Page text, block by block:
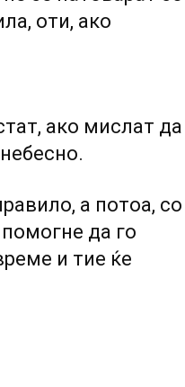
оти, ако
ако мислат да
а потоа, со
да го
и тие ќе